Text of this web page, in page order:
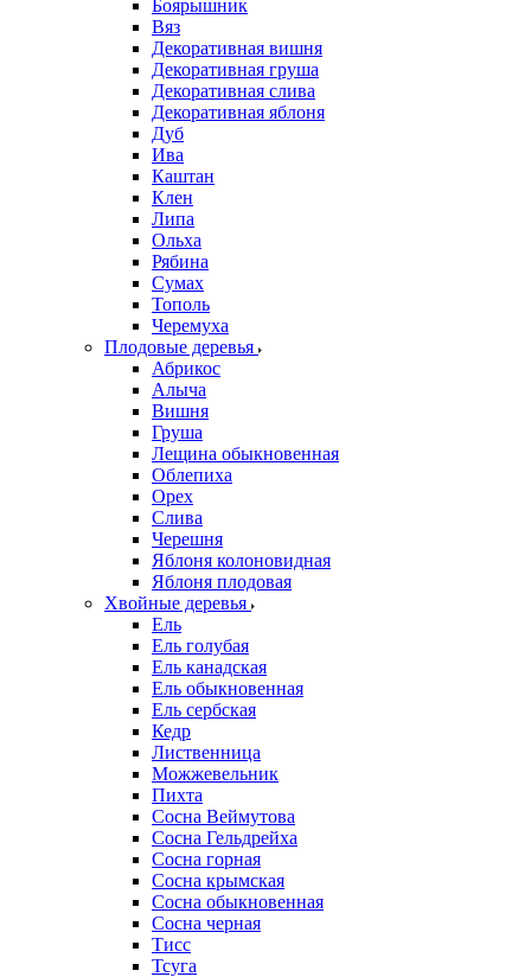
Боярышник
Вяз
Декоративная вишня
Декоративная груша
Декоративная слива
Декоративная яблоня
Дуб
Ива
Каштан
Клен
Липа
Ольха
Рябина
Сумах
Тополь
Черемуха
Плодовые деревья
Абрикос
Алыча
Вишня
Груша
Лещина обыкновенная
Облепиха
Орех
Слива
Черешня
Яблоня колоновидная
Яблоня плодовая
Хвойные деревья
Ель
Ель голубая
Ель канадская
Ель обыкновенная
Ель сербская
Кедр
Лиственница
Можжевельник
Пихта
Сосна Веймутова
Сосна Гельдрейха
Сосна горная
Сосна крымская
Сосна обыкновенная
Сосна черная
Тисс
Тсуга